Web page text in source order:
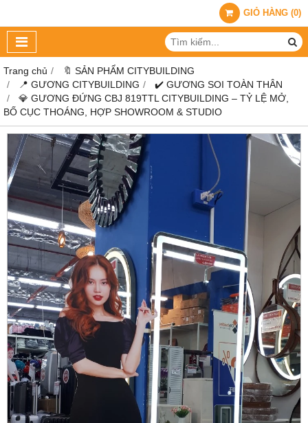
GIỎ HÀNG (0)
Trang chủ
🔖 SẢN PHẨM CITYBUILDING
📍 GƯƠNG CITYBUILDING
✔️ GƯƠNG SOI TOÀN THÂN
💎 GƯƠNG ĐỨNG CBJ 819TTL CITYBUILDING – TỶ LỆ MỞ,
BỐ CỤC THOÁNG, HỢP SHOWROOM & STUDIO